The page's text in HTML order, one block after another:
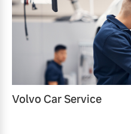
Volvo Car Service